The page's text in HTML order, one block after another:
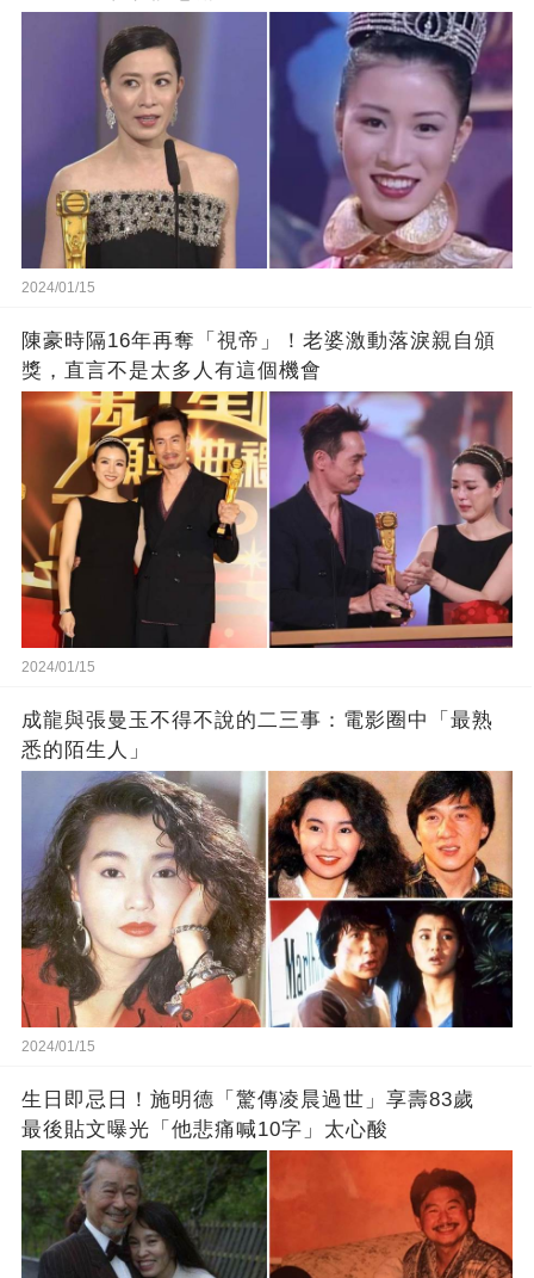
2024/01/15
陳豪時隔16年再奪「視帝」！老婆激動落淚親自頒
獎，直言不是太多人有這個機會
2024/01/15
成龍與張曼玉不得不說的二三事：電影圈中「最熟
悉的陌生人」
2024/01/15
生日即忌日！施明德「驚傳凌晨過世」享壽83歲
最後貼文曝光「他悲痛喊10字」太心酸